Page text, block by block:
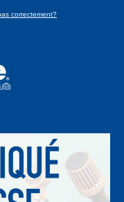
correctement?